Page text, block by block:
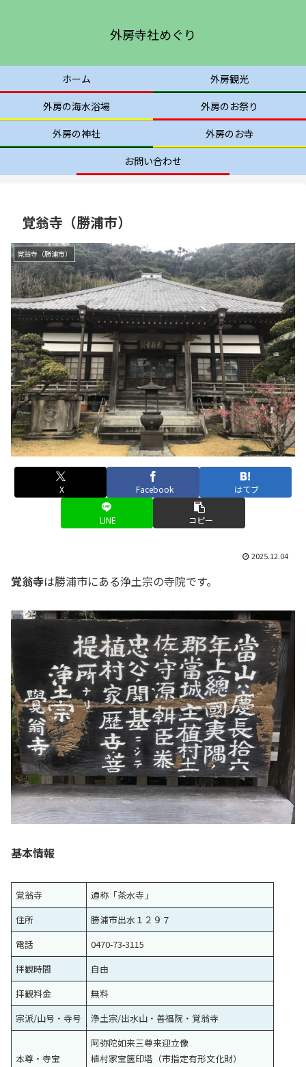
外房寺社めぐり
ホーム
外房観光
外房の海水浴場
外房のお祭り
外房の神社
外房のお寺
お問い合わせ
覚翁寺（勝浦市）
覚翁寺（勝浦市）
X Facebook はてブ
LINE コピー
2025.12.04
覚翁寺は勝浦市にある浄土宗の寺院です。
基本情報
覚翁寺
通称「茶水寺」
住所
勝浦市出水１２９７
電話
0470-73-3115
拝観時間
自由
拝観料金
無料
宗派/山号・寺号
浄土宗/出水山・善福院・覚翁寺
本尊・寺宝
阿弥陀如来三尊来迎立像
植村家宝篋印塔（市指定有形文化財）